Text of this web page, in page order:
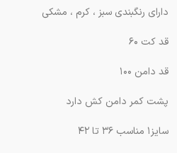
دارای رنگبندی سبز ، کرم ، مشکی
قد کت ۶۰
قد دامن ۱۰۰
پشت کمر دامن کش دارد
سایز۱ مناسب ۳۶ تا ۴۲